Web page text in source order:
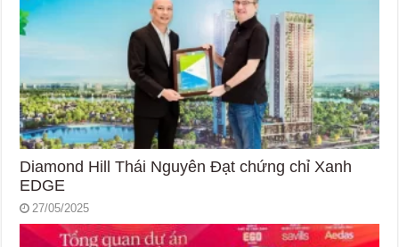
Diamond Hill Thái Nguyên Đạt chứng chỉ Xanh
EDGE
27/05/2025